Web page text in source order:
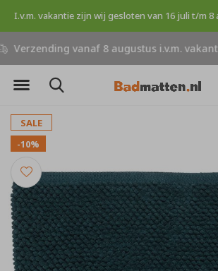
Niet goed, geld terug
SALE
-10%